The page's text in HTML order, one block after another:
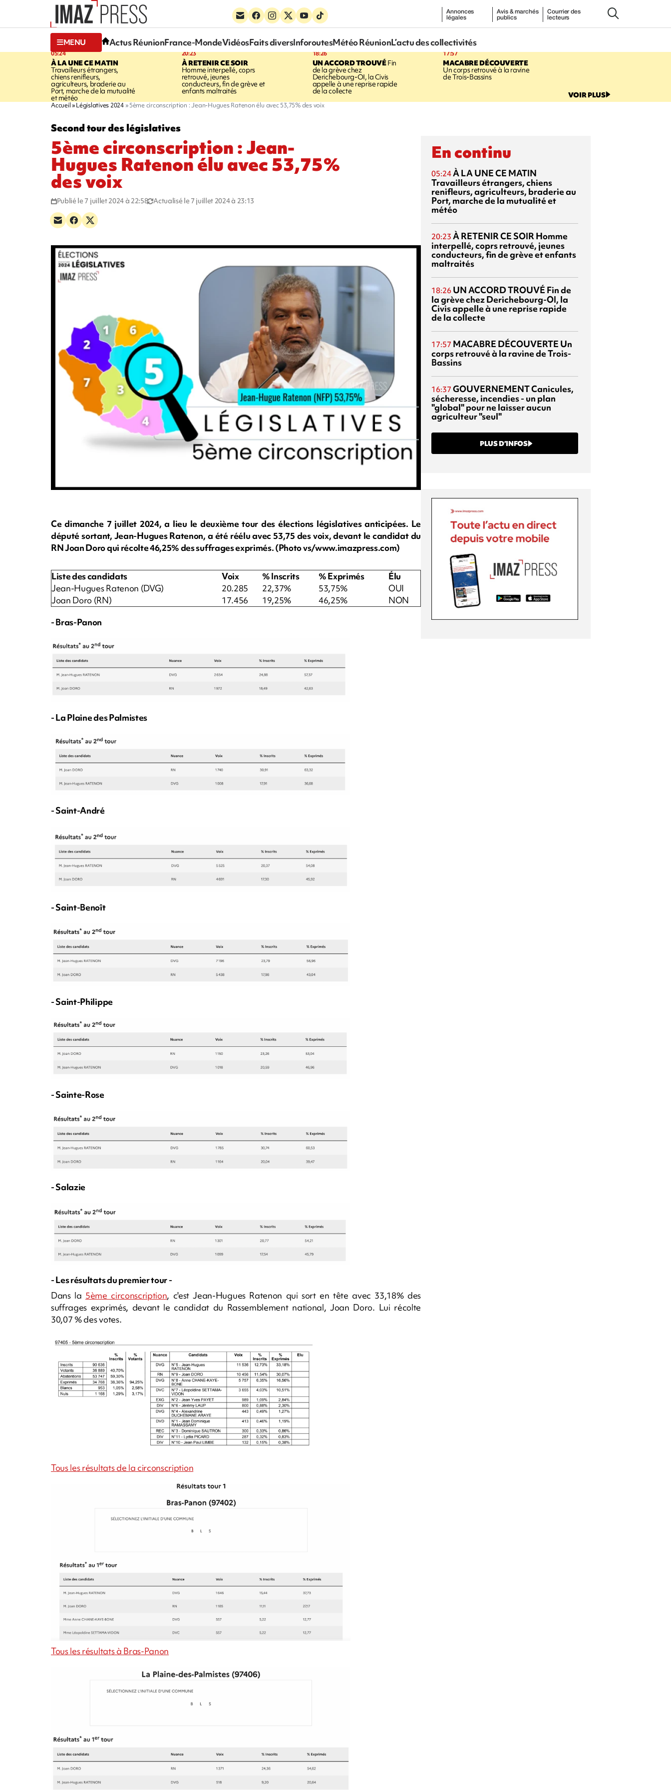
Annonces
légales
Avis & marchés
publics
Courrier des
lecteurs
MENU Actus RéunionFrance-MondeVidéosFaits diversInforoutesMétéo RéunionL’actu des collectivités
05:24
À LA UNE CE MATIN
Travailleurs étrangers,
chiens renifleurs,
agriculteurs, braderie au
Port, marche de la mutualité
et météo
20:23
À RETENIR CE SOIR
Homme interpellé, coprs
retrouvé, jeunes
conducteurs, fin de grève et
enfants maltraités
18:26
UN ACCORD TROUVÉFin
de la grève chez
Derichebourg-OI, la Civis
appelle à une reprise rapide
de la collecte
17:57
MACABRE DÉCOUVERTE
Un corps retrouvé à la ravine
de Trois-Bassins
VOIR PLUS
Accueil Législatives 2024 5ème circonscription : Jean-Hugues Ratenon élu avec 53,75% des voix
Second tour des législatives
5ème circonscription : Jean-
Hugues Ratenon élu avec 53,75%
des voix
Publié le 7 juillet 2024 à 22:58 Actualisé le 7 juillet 2024 à 23:13
Ce dimanche 7 juillet 2024, a lieu le deuxième tour des élections législatives anticipées. Le
député sortant, Jean-Hugues Ratenon, a été réélu avec 53,75 des voix, devant le candidat du
RN Joan Doro qui récolte 46,25% des suffrages exprimés. (Photo vs/www.imazpress.com)
Liste des candidats Voix % Inscrits % Exprimés
Élu
Jean-Hugues Ratenon (DVG)
20.285 22,37% 53,75%
OUI
Joan Doro (RN)
17.456 19,25% 46,25%
NON
- Bras-Panon
- La Plaine des Palmistes
- Saint-André
- Saint-Benoît
- Saint-Philippe
- Sainte-Rose
- Salazie
- Les résultats du premier tour -
Dans la 5ème circonscription, c'est Jean-Hugues Ratenon qui sort en tête avec 33,18% des
suffrages exprimés, devant le candidat du Rassemblement national, Joan Doro. Lui récolte
30,07 % des votes.
Tous les résultats de la circonscription
Tous les résultats à Bras-Panon
En continu
05:24À LA UNE CE MATIN
Travailleurs étrangers, chiens
renifleurs, agriculteurs, braderie au
Port, marche de la mutualité et
météo
20:23 À RETENIR CE SOIR Homme
interpellé, coprs retrouvé, jeunes
conducteurs, fin de grève et enfants
maltraités
18:26 UN ACCORD TROUVÉ Fin de
la grève chez Derichebourg-OI, la
Civis appelle à une reprise rapide
de la collecte
17:57 MACABRE DÉCOUVERTE Un
corps retrouvé à la ravine de Trois-
Bassins
16:37 GOUVERNEMENTCanicules,
sécheresse, incendies - un plan
"global" pour ne laisser aucun
agriculteur "seul"
PLUS D’INFOS